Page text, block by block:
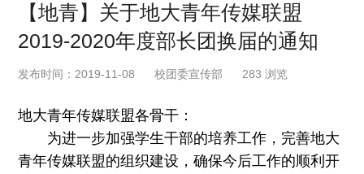
【地青】关于地大青年传媒联盟
2019-2020年度部长团换届的通知
发布时间：2019-11-08 校团委宣传部 283 浏览
地大青年传媒联盟各骨干：
为进一步加强学生干部的培养工作，完善地大
青年传媒联盟的组织建设，确保今后工作的顺利开